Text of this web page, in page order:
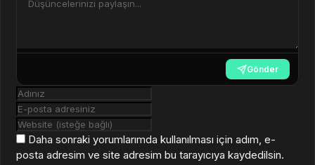
Gönder
Daha sonraki yorumlarımda kullanılması için adım, e-
posta adresim ve site adresim bu tarayıcıya kaydedilsin.